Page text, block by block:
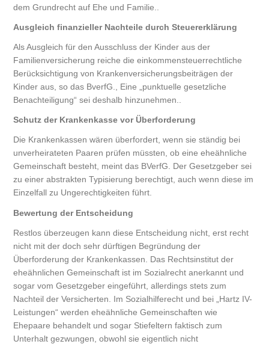
dem Grundrecht auf Ehe und Familie..
Ausgleich finanzieller Nachteile durch Steuererklärung
Als Ausgleich für den Ausschluss der Kinder aus der
Familienversicherung reiche die einkommensteuerrechtliche
Berücksichtigung von Krankenversicherungsbeiträgen der
Kinder aus, so das BverfG., Eine „punktuelle gesetzliche
Benachteiligung“ sei deshalb hinzunehmen..
Schutz der Krankenkasse vor Überforderung
Die Krankenkassen wären überfordert, wenn sie ständig bei
unverheirateten Paaren prüfen müssten, ob eine eheähnliche
Gemeinschaft besteht, meint das BVerfG. Der Gesetzgeber sei
zu einer abstrakten Typisierung berechtigt, auch wenn diese im
Einzelfall zu Ungerechtigkeiten führt.
Bewertung der Entscheidung
Restlos überzeugen kann diese Entscheidung nicht, erst recht
nicht mit der doch sehr dürftigen Begründung der
Überforderung der Krankenkassen. Das Rechtsinstitut der
eheähnlichen Gemeinschaft ist im Sozialrecht anerkannt und
sogar vom Gesetzgeber eingeführt, allerdings stets zum
Nachteil der Versicherten. Im Sozialhilferecht und bei „Hartz IV-
Leistungen“ werden eheähnliche Gemeinschaften wie
Ehepaare behandelt und sogar Stiefeltern faktisch zum
Unterhalt gezwungen, obwohl sie eigentlich nicht